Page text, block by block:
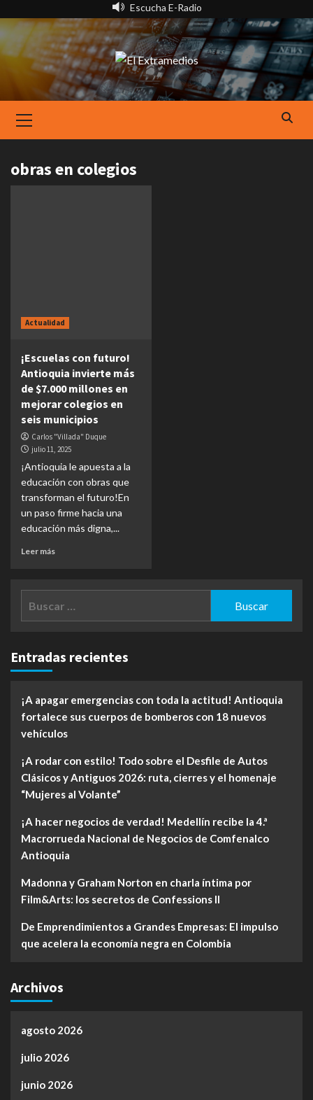
al
contenido
Escucha E-Radio
Menu
obras en colegios
Actualidad
¡Escuelas con futuro!
Antioquia invierte más
de $7.000 millones en
mejorar colegios en
seis municipios
Carlos "Villada" Duque
julio 11, 2025
¡Antioquia le apuesta a la
educación con obras que
transforman el futuro!En
un paso firme hacia una
educación más digna,...
Leer más
Entradas recientes
¡A apagar emergencias con toda la actitud! Antioquia
fortalece sus cuerpos de bomberos con 18 nuevos
vehículos
¡A rodar con estilo! Todo sobre el Desfile de Autos
Clásicos y Antiguos 2026: ruta, cierres y el homenaje
“Mujeres al Volante”
¡A hacer negocios de verdad! Medellín recibe la 4.ª
Macrorrueda Nacional de Negocios de Comfenalco
Antioquia
Madonna y Graham Norton en charla íntima por
Film&Arts: los secretos de Confessions II
De Emprendimientos a Grandes Empresas: El impulso
que acelera la economía negra en Colombia
Archivos
agosto 2026
julio 2026
junio 2026